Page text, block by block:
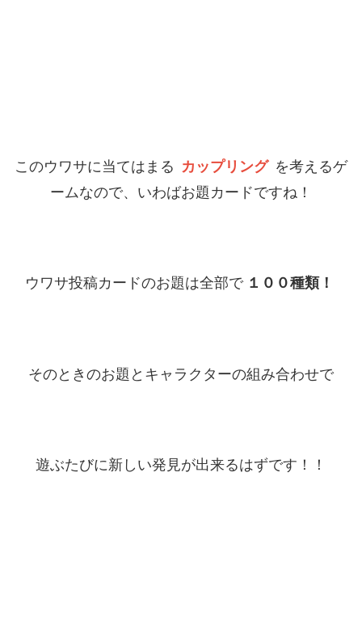
このウワサに当てはまる カップリング を考えるゲ
ームなので、いわばお題カードですね！
ウワサ投稿カードのお題は全部で １００種類！
そのときのお題とキャラクターの組み合わせで
遊ぶたびに新しい発見が出来るはずです！！